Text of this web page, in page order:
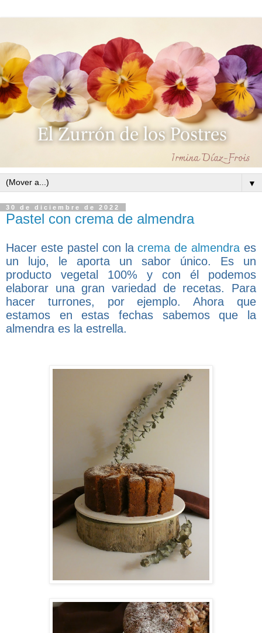
▼
30 de diciembre de 2022
Pastel con crema de almendra
Hacer este pastel con lacrema de almendra es
un lujo, le aporta un sabor único. Es un
producto vegetal 100% y con él podemos
elaborar una gran variedad de recetas. Para
hacer turrones, por ejemplo. Ahora que
estamos en estas fechas sabemos que la
almendra es la estrella.